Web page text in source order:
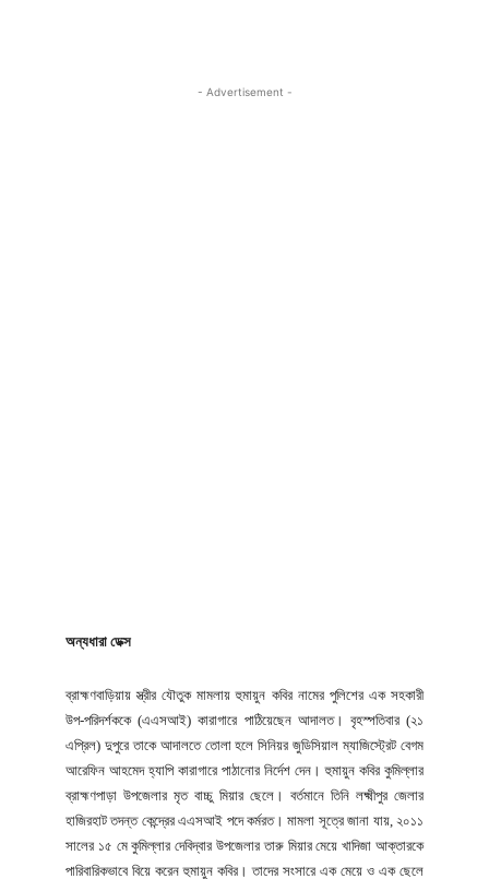
- Advertisement -
অন্যধারা ডেক্স
ব্রাহ্মণবাড়িয়ায় স্ত্রীর যৌতুক মামলায় হুমায়ুন কবির নামের পুলিশের এক সহকারী
উপ-পরিদর্শককে (এএসআই) কারাগারে পাঠিয়েছেন আদালত। বৃহস্পতিবার (২১
এপ্রিল) দুপুরে তাকে আদালতে তোলা হলে সিনিয়র জুডিসিয়াল ম্যাজিস্ট্রেট বেগম
আরেফিন আহমেদ হ্যাপি কারাগারে পাঠানোর নির্দেশ দেন। হুমায়ুন কবির কুমিল্লার
ব্রাহ্মণপাড়া উপজেলার মৃত বাচ্চু মিয়ার ছেলে। বর্তমানে তিনি লক্ষ্মীপুর জেলার
হাজিরহাট তদন্ত কেন্দ্রের এএসআই পদে কর্মরত। মামলা সূত্রে জানা যায়, ২০১১
সালের ১৫ মে কুমিল্লার দেবিদ্বার উপজেলার তারু মিয়ার মেয়ে খাদিজা আক্তারকে
পারিবারিকভাবে বিয়ে করেন হুমায়ুন কবির। তাদের সংসারে এক মেয়ে ও এক ছেলে